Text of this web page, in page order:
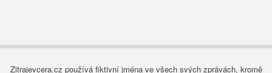
Zitrajevcera.cz používá fiktivní jména ve všech svých zprávách, kromě